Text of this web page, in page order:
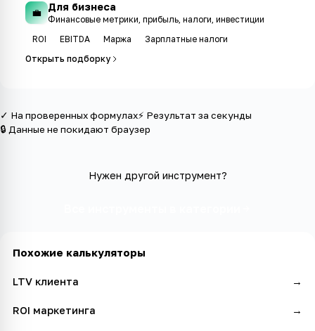
💼 Для бизнеса
Финансовые метрики, прибыль, налоги, инвестиции
ROI
EBITDA Маржа
Зарплатные налоги
Открыть подборку
✓ На проверенных формулах⚡ Результат за секунды
🔒 Данные не покидают браузер
Нужен другой инструмент?
Похожие калькуляторы
LTV клиента →
ROI маркетинга →